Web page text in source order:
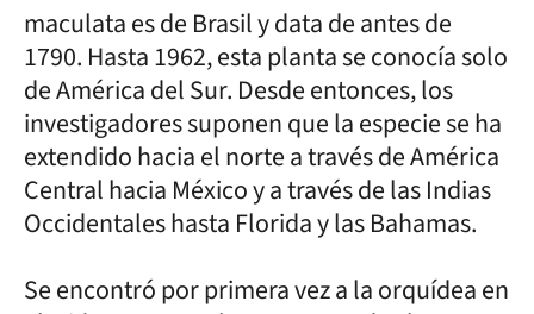
maculata es de Brasil y data de antes de
1790. Hasta 1962, esta planta se conocía solo
de América del Sur. Desde entonces, los
investigadores suponen que la especie se ha
extendido hacia el norte a través de América
Central hacia México y a través de las Indias
Occidentales hasta Florida y las Bahamas.
Se encontró por primera vez a la orquídea en